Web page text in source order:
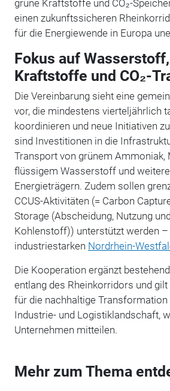
grüne Kraftstoffe und CO₂-
einen zukunftssicheren
für die Energiewende in Europa
Fokus auf
Kraftstoffe und CO₂-
Die Vereinbarung sieht eine
vor, die mindestens vierteljährlich
koordinieren und neue Initiativen
sind Investitionen in die
Transport von grünem Ammoniak,
flüssigem Wasserstoff und
Energieträgern. Zudem sollen
CCUS-Aktivitäten (= Carbon
Storage (Abscheidung, Nutzung
Kohlenstoff)) unterstützt werden
industriestarken Nordrhein-
Die Kooperation ergänzt
entlang des Rheinkorridors und
für die nachhaltige
Industrie- und Logistiklandschaft,
Unternehmen mitteilen.
Mehr zum Thema